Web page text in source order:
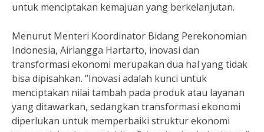
untuk menciptakan kemajuan yang berkelanjutan.
Menurut Menteri Koordinator Bidang Perekonomian
Indonesia, Airlangga Hartarto, inovasi dan
transformasi ekonomi merupakan dua hal yang tidak
bisa dipisahkan. “Inovasi adalah kunci untuk
menciptakan nilai tambah pada produk atau layanan
yang ditawarkan, sedangkan transformasi ekonomi
diperlukan untuk memperbaiki struktur ekonomi